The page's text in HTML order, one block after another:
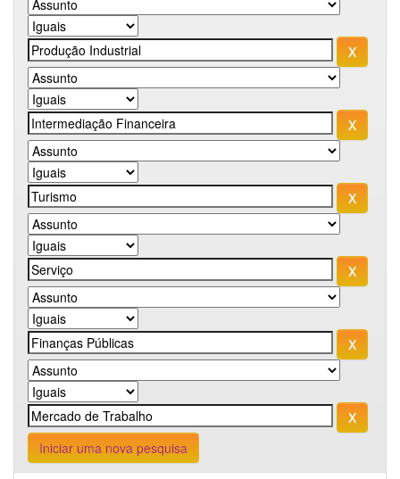
Iniciar uma nova pesquisa